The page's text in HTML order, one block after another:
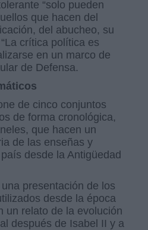
“solo pueden
que hacen del
del abucheo, su
crítica política es
en un marco de
de Defensa.
de cinco conjuntos
de forma cronológica,
que hacen un
de las enseñas y
desde la Antigüedad
presentación de los
desde la época
un relato de la evolución
después de Isabel II y a